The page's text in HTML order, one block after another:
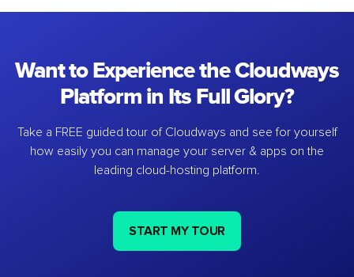
Want to Experience the Cloudways
Platform in Its Full Glory?
Take a FREE guided tour of Cloudways and see for yourself
how easily you can manage your server & apps on the
leading cloud-hosting platform.
START MY TOUR